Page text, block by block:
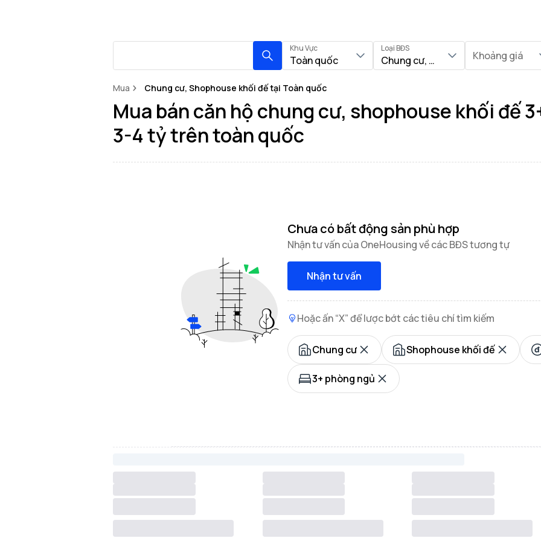
Khu Vực
Toàn quốc
Loại BĐS
Chung cư, Shophouse khối đế
Khoảng giá
Mua Chung cư, Shophouse khối đế tại Toàn quốc
Mua bán căn hộ chung cư, shophouse khối đế
3-4 tỷ trên toàn quốc
Chưa có bất động sản phù hợp
Nhận tư vấn của OneHousing về các BĐS tương tự
Nhận tư vấn
Hoặc ấn “X” để lược bớt các tiêu chí tìm kiếm
Chung cư Shophouse khối đế
3+ phòng ngủ